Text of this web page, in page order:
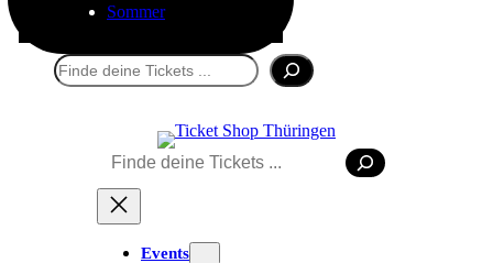
Sommer
Suchen
Suchen
Events